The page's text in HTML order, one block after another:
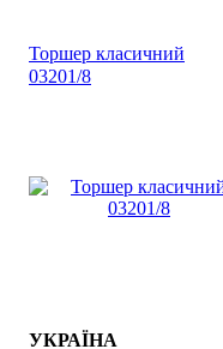
Торшер класичний
03201/8
УКРАЇНА